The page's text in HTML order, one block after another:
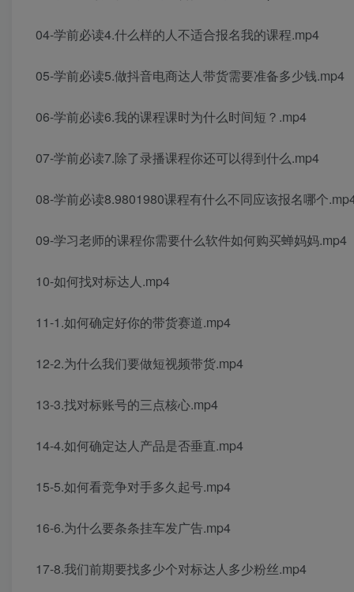
04-学前必读4.什么样的人不适合报名我的课程.mp4
05-学前必读5.做抖音电商达人带货需要准备多少钱.mp4
06-学前必读6.我的课程课时为什么时间短？.mp4
07-学前必读7.除了录播课程你还可以得到什么.mp4
08-学前必读8.9801980课程有什么不同应该报名哪个
09-学习老师的课程你需要什么软件如何购买蝉妈妈.mp4
10-如何找对标达人.mp4
11-1.如何确定好你的带货赛道.mp4
12-2.为什么我们要做短视频带货.mp4
13-3.找对标账号的三点核心.mp4
14-4.如何确定达人产品是否垂直.mp4
15-5.如何看竞争对手多久起号.mp4
16-6.为什么要条条挂车发广告.mp4
17-8.我们前期要找多少个对标达人多少粉丝.mp4